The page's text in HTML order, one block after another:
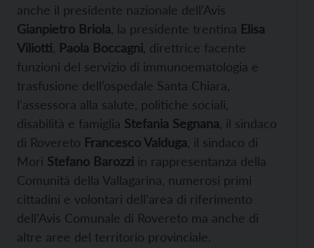
anche il presidente nazionale dell’Avis
Gianpietro Briola , la presidente trentina Elisa
Viliotti Paola Boccagni , direttrice facente
funzioni del servizio di immunoematologia e
trasfusione dell’ospedale Santa Chiara,
l’assessora alla salute, politiche sociali,
disabilità e famiglia Stefania Segnana , il sindaco
di Rovereto Francesco Valduga , il sindaco di
Mori Stefano Barozzi in rappresentanza della
Comunità della Vallagarina, numerosi primi
cittadini e volontari dell’area di riferimento
dell’Avis Comunale di Rovereto ma anche di
altre aree del territorio provinciale.